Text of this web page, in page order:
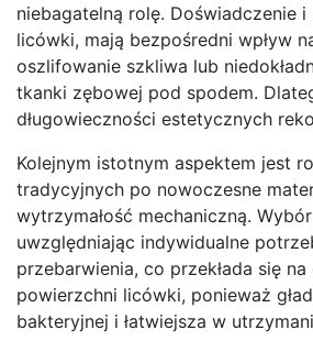
niebagatelną rolę. Doświadczenie
licówki, mają bezpośredni wpływ
oszlifowanie szkliwa lub
tkanki zębowej pod spodem.
długowieczności estetycznych
Kolejnym istotnym aspektem jest
tradycyjnych po nowoczesne
wytrzymałość mechaniczną.
uwzględniając indywidualne
przebarwienia, co przekłada się
powierzchni licówki, ponieważ
bakteryjnej i łatwiejsza w